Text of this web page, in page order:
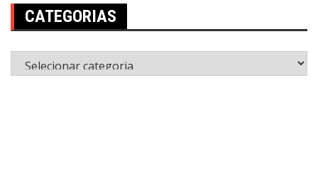
CATEGORIAS
Categorias